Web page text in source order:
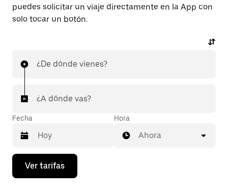
puedes solicitar un viaje directamente en la App con
solo tocar un botón.
¿De dónde vienes?
¿A dónde vas?
Fecha
Presiona
flecha
Hora
Ahora
Ver tarifas